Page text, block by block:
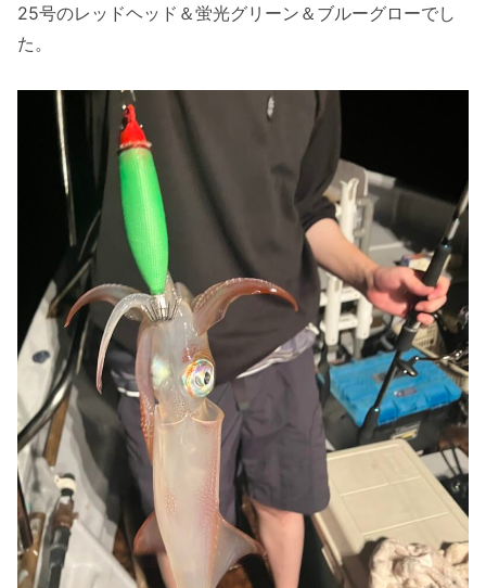
25号のレッドヘッド＆蛍光グリーン＆ブルーグローでし
た。